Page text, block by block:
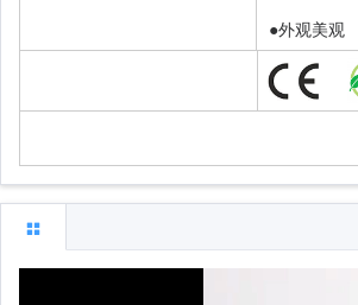
●外观美观